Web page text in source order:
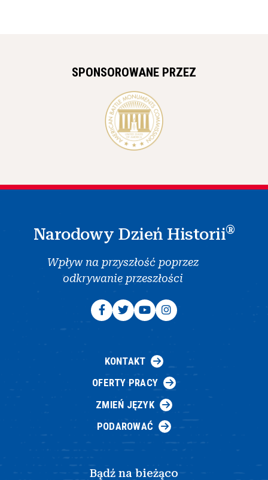
SPONSOROWANE PRZEZ
Narodowy Dzień Historii®
Wpływ na przyszłość poprzez
odkrywanie przeszłości
KONTAKT
OFERTY PRACY
ZMIEŃ JĘZYK
PODAROWAĆ
Bądź na bieżąco